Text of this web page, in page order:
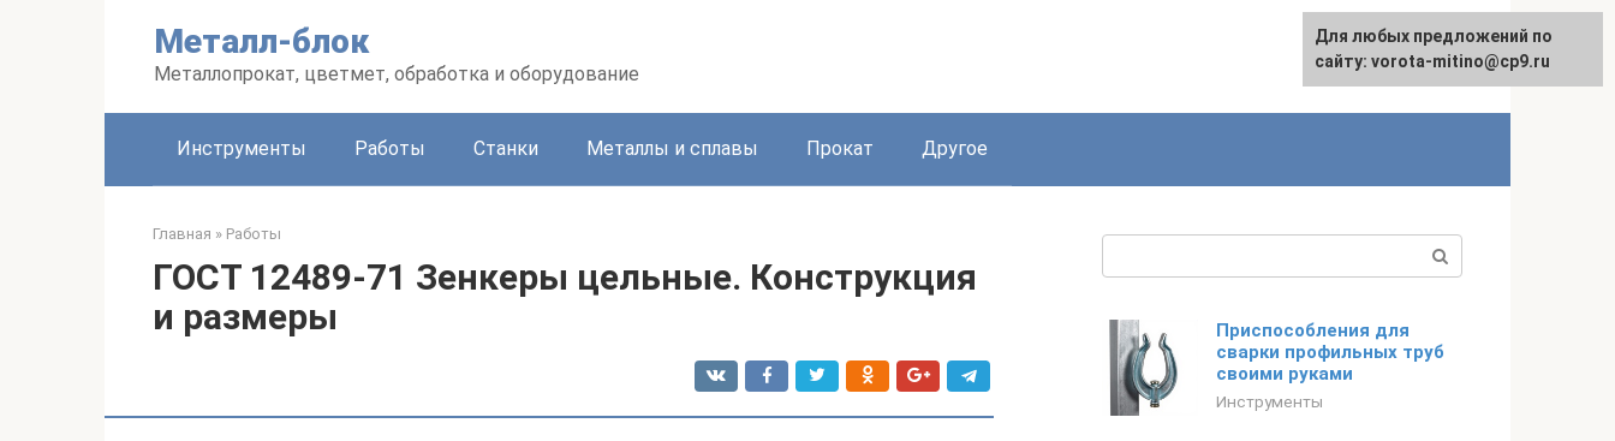
Металл-блок
Металлопрокат, цветмет, обработка и оборудование
Инструменты Работы Станки Металлы и сплавы Прокат Другое
Главная » Работы
ГОСТ 12489-71 Зенкеры цельные. Конструкция
и размеры
Приспособления для
сварки профильных труб
своими руками
Инструменты
Для любых предложений по
сайту: vorota-mitino@cp9.ru